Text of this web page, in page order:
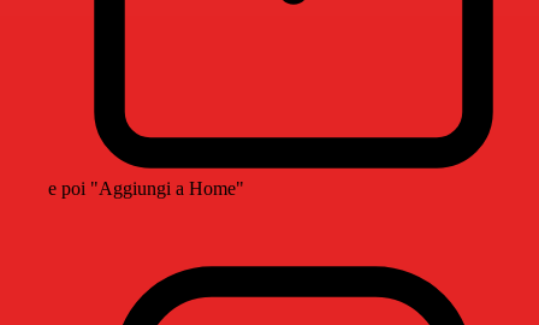
e poi "Aggiungi a Home"